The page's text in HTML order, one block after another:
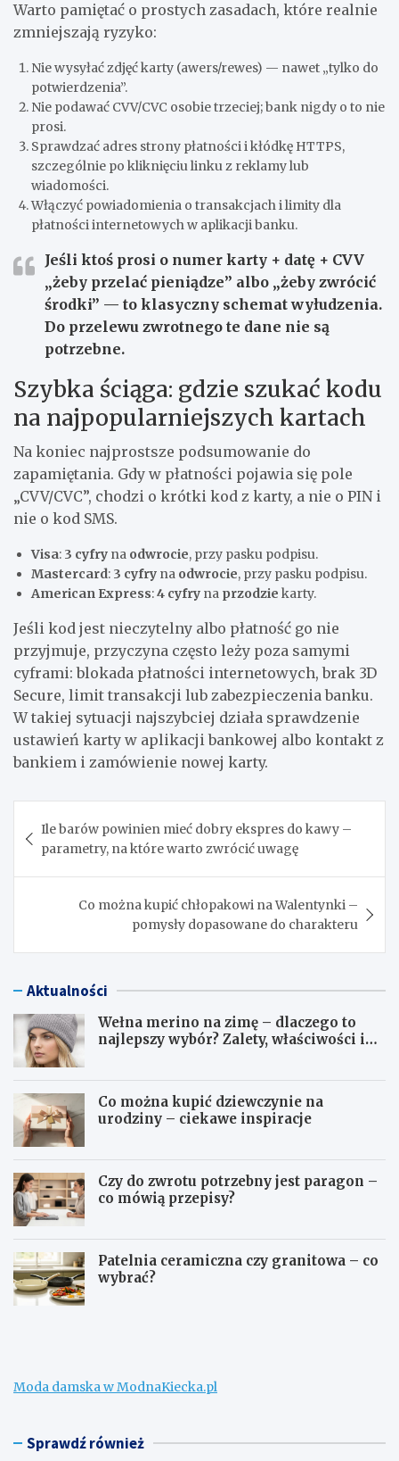
Warto pamiętać o prostych zasadach, które realnie
zmniejszają ryzyko:
Nie wysyłać zdjęć karty (awers/rewes) — nawet „tylko do
potwierdzenia”.
Nie podawać CVV/CVC osobie trzeciej; bank nigdy o to nie
prosi.
Sprawdzać adres strony płatności i kłódkę HTTPS,
szczególnie po kliknięciu linku z reklamy lub
wiadomości.
Włączyć powiadomienia o transakcjach i limity dla
płatności internetowych w aplikacji banku.
Jeśli ktoś prosi o numer karty + datę + CVV
„żeby przelać pieniądze” albo „żeby zwrócić
środki” — to klasyczny schemat wyłudzenia.
Do przelewu zwrotnego te dane nie są
potrzebne.
Szybka ściąga: gdzie szukać kodu
na najpopularniejszych kartach
Na koniec najprostsze podsumowanie do
zapamiętania. Gdy w płatności pojawia się pole
„CVV/CVC”, chodzi o krótki kod z karty, a nie o PIN i
nie o kod SMS.
Visa: 3 cyfry na odwrocie, przy pasku podpisu.
Mastercard: 3 cyfry na odwrocie, przy pasku podpisu.
American Express:4 cyfry na przodzie karty.
Jeśli kod jest nieczytelny albo płatność go nie
przyjmuje, przyczyna często leży poza samymi
cyframi: blokada płatności internetowych, brak 3D
Secure, limit transakcji lub zabezpieczenia banku.
W takiej sytuacji najszybciej działa sprawdzenie
ustawień karty w aplikacji bankowej albo kontakt z
bankiem i zamówienie nowej karty.
wpisu
Ile barów powinien mieć dobry ekspres do kawy –
parametry, na które warto zwrócić uwagę
Co można kupić chłopakowi na Walentynki –
pomysły dopasowane do charakteru
Aktualności
Wełna merino na zimę – dlaczego to
najlepszy wybór? Zalety, właściwości i
Co można kupić dziewczynie na
urodziny – ciekawe inspiracje
Czy do zwrotu potrzebny jest paragon –
co mówią przepisy?
Patelnia ceramiczna czy granitowa – co
wybrać?
W
m
i
C
n
u
Moda damska w ModnaKiecka.pl
Sprawdź również